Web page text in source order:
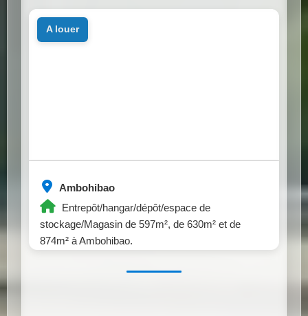
Ambohibao
Entrepôt/hangar/dépôt/espace de
stockage/Magasin de 597m², de 630m² et de
874m² à Ambohibao.
a louer